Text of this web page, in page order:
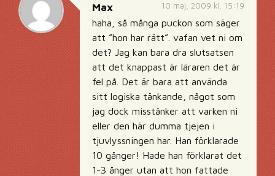
10 maj, 2009 kl. 15:19
Max
haha, så många puckon som säger
att ”hon har rätt”. vafan vet ni om
det? Jag kan bara dra slutsatsen
att det knappast är läraren det är
fel på. Det är bara att använda
sitt logiska tänkande, något som
jag dock misstänker att varken ni
eller den här dumma tjejen i
tjuvlyssningen har. Han förklarade
10 gånger! Hade han förklarat det
1-3 ånger utan att hon fattade